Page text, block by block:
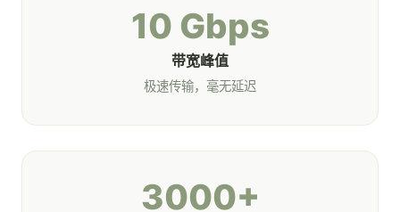
10 Gbps
带宽峰值
极速传输，毫无延迟
3000+